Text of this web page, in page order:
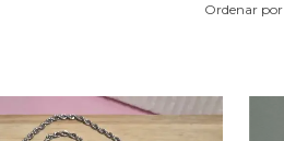
Ordenar por